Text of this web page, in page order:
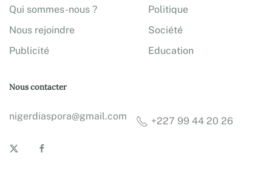
Qui sommes-nous ?
Nous rejoindre
Publicité
Politique
Société
Education
Nous contacter
nigerdiaspora@gmail.com +227 99 44 20 26